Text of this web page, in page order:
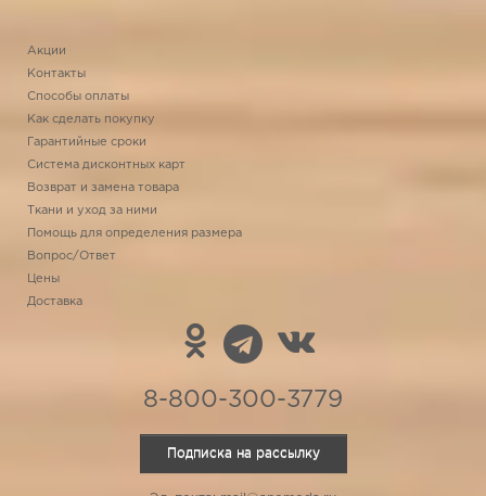
Акции
Контакты
Способы оплаты
Как сделать покупку
Гарантийные сроки
Система дисконтных карт
Возврат и замена товара
Ткани и уход за ними
Помощь для определения размера
Вопрос/Ответ
Цены
Доставка
8-800-300-3779
Подписка на рассылку